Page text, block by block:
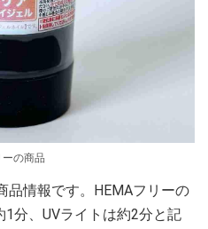
の商品
品情報です。HEMAフリーの
分、UVライトは約2分と記